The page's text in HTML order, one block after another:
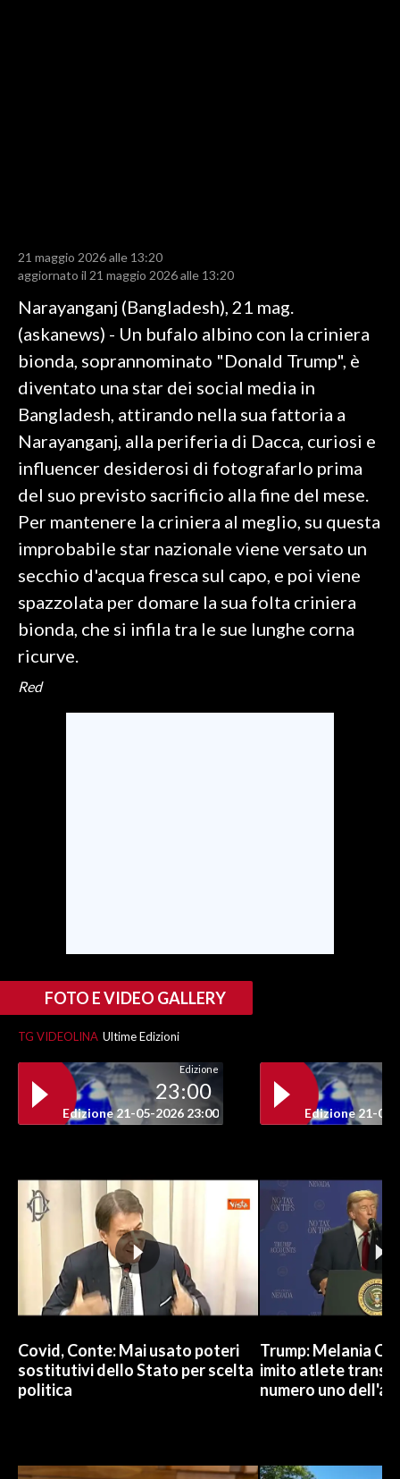
RISULTATI E CLASSIFICHE
CALCIO REGIONALE
BASKET
VOLLEY
MOTORI
TENNIS
ALTRI SPORT
CULTURA
GOSSIP
SALUTE
SARDEGNA TURISMO
ANNUNCI
NECROLOGI
PUBBLICITÀ
SPIAGGE
STORE
21 maggio 2026 alle 13:20
aggiornato il 21 maggio 2026 alle 13:20
Narayanganj (Bangladesh), 21 mag.
(askanews) - Un bufalo albino con la criniera
bionda, soprannominato "Donald Trump", è
diventato una star dei social media in
Bangladesh, attirando nella sua fattoria a
Narayanganj, alla periferia di Dacca, curiosi e
influencer desiderosi di fotografarlo prima
del suo previsto sacrificio alla fine del mese.
Per mantenere la criniera al meglio, su questa
improbabile star nazionale viene versato un
secchio d'acqua fresca sul capo, e poi viene
spazzolata per domare la sua folta criniera
bionda, che si infila tra le sue lunghe corna
ricurve.
Red
FOTO E VIDEO GALLERY
TG VIDEOLINA Ultime Edizioni
Edizione
23:00
Edizione 21-05-2026 23:00 Edizione 21-05-
Covid, Conte: Mai usato poteri
sostitutivi dello Stato per scelta
politica
Trump: Melania
imito atlete trans,
numero uno